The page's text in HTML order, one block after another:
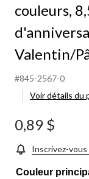
couleurs,
Valentin/
#845-2567-0
Voir détails du
0,89 $
Inscrivez-
Couleur